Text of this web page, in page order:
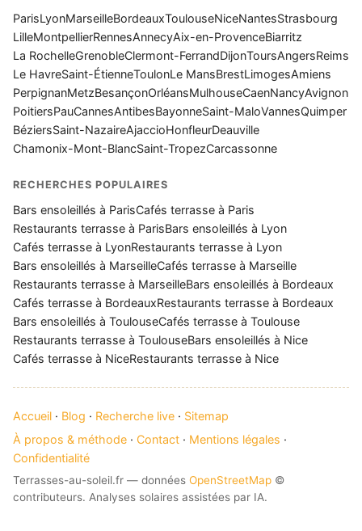
ParisLyonMarseilleBordeauxToulouseNiceNantesStrasbourg
LilleMontpellierRennesAnnecyAix-en-ProvenceBiarritz
La RochelleGrenobleClermont-FerrandDijonToursAngersReims
Le HavreSaint-ÉtienneToulonLe MansBrestLimogesAmiens
PerpignanMetzBesançonOrléansMulhouseCaenNancyAvignon
PoitiersPauCannesAntibesBayonneSaint-MaloVannesQuimper
BéziersSaint-NazaireAjaccioHonfleurDeauville
Chamonix-Mont-BlancSaint-TropezCarcassonne
RECHERCHES POPULAIRES
Bars ensoleillés à ParisCafés terrasse à Paris
Restaurants terrasse à ParisBars ensoleillés à Lyon
Cafés terrasse à LyonRestaurants terrasse à Lyon
Bars ensoleillés à MarseilleCafés terrasse à Marseille
Restaurants terrasse à MarseilleBars ensoleillés à Bordeaux
Cafés terrasse à BordeauxRestaurants terrasse à Bordeaux
Bars ensoleillés à ToulouseCafés terrasse à Toulouse
Restaurants terrasse à ToulouseBars ensoleillés à Nice
Cafés terrasse à NiceRestaurants terrasse à Nice
Accueil · Blog · Recherche live · Sitemap
À propos & méthode · Contact · Mentions légales ·
Confidentialité
Terrasses-au-soleil.fr — données OpenStreetMap ©
contributeurs. Analyses solaires assistées par IA.